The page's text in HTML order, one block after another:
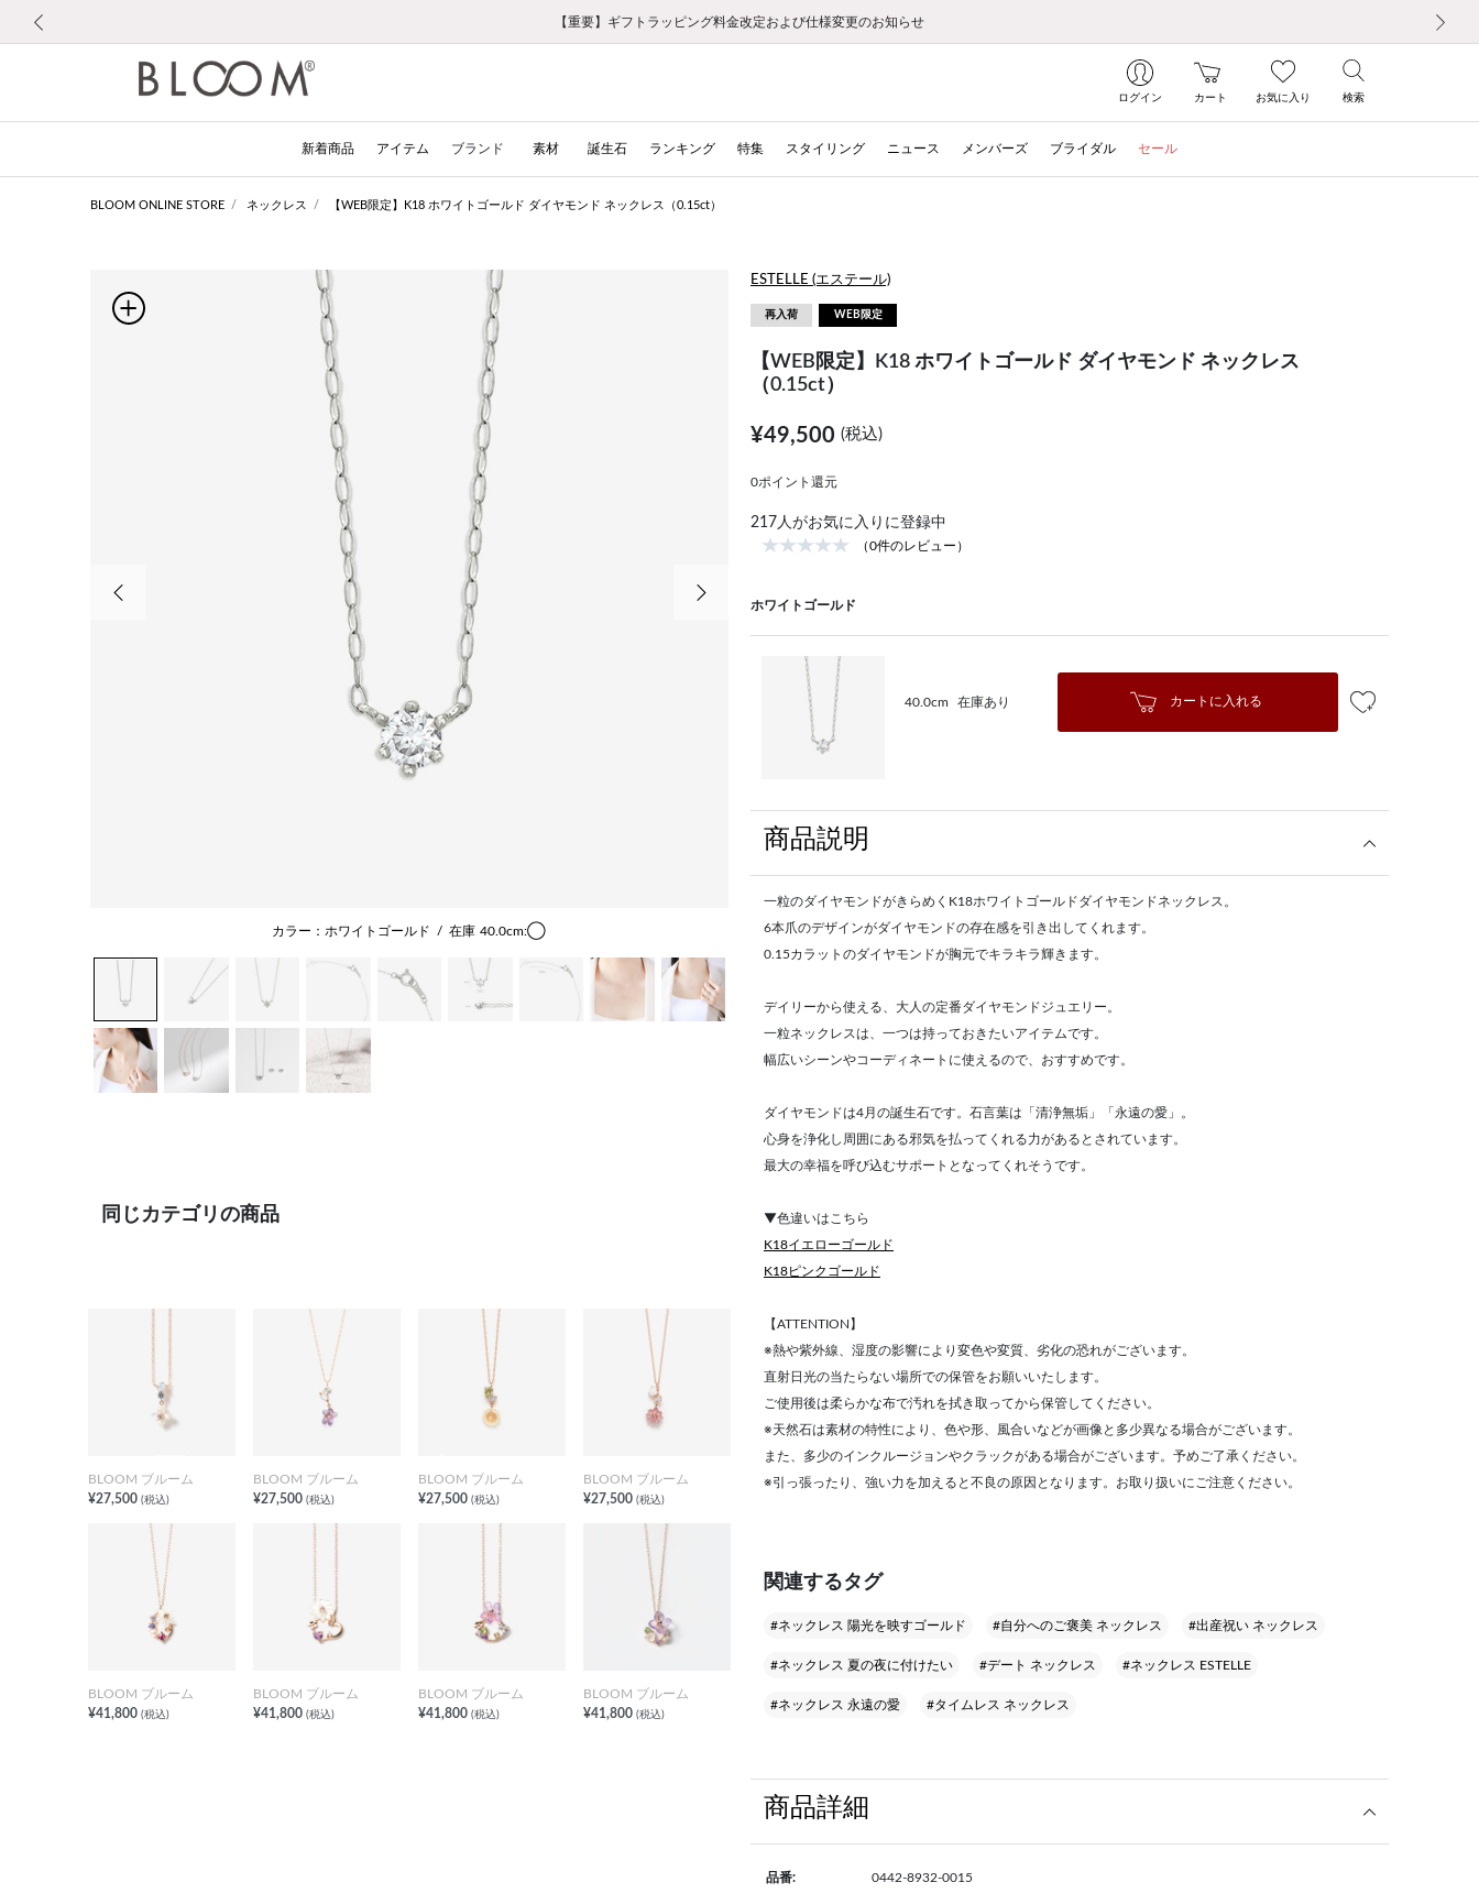
お修理・アフターサービスのご案内
【重要】令和８年熊本地震に伴う集配への影響について
【重要】ギフトラッピング料金改定および仕様変更のお知らせ
【重要】夏季休業の営業についてのご案内
税込5,500円以上で送料無料｜最短24時間以内に発送
新規会員登録で1000ポイントプレゼント！
新規LINE友だち登録で500円クーポンプレゼント
会員限定！レビュー投稿で100ポイントプレゼント
お修理・アフターサービスのご案内
【重要】令和８年熊本地震に伴う集配への影響について
ログイン カート お気に入り 検索
新着商品 アイテム ブランド 素材 誕生石 ランキング 特集 スタイリング ニュース メンバーズ ブライダル セール
BLOOM ONLINE STORE ネックレス 【WEB限定】K18 ホワイトゴールド ダイヤモンド ネックレス（0.15ct）
カラー：ホワイトゴールド / 在庫 40.0cm:◯
同じカテゴリの商品
BLOOM ブルーム
¥27,500 (税込)
BLOOM ブルーム
¥27,500 (税込)
BLOOM ブルーム
¥27,500 (税込)
BLOOM ブルーム
¥27,500 (税込)
BLOOM ブルーム
¥41,800 (税込)
BLOOM ブルーム
¥41,800 (税込)
BLOOM ブルーム
¥41,800 (税込)
BLOOM ブルーム
¥41,800 (税込)
ESTELLE (エステール)
再入荷 WEB限定
【WEB限定】K18 ホワイトゴールド ダイヤモンド ネックレス
（0.15ct）
¥49,500 (税込)
0ポイント還元
217 人がお気に入りに登録中
（0件のレビュー）
ホワイトゴールド
40.0cm 在庫あり カートに入れる
商品説明
一粒のダイヤモンドがきらめくK18ホワイトゴールドダイヤモンドネックレス。
6本爪のデザインがダイヤモンドの存在感を引き出してくれます。
0.15カラットのダイヤモンドが胸元でキラキラ輝きます。
デイリーから使える、大人の定番ダイヤモンドジュエリー。
一粒ネックレスは、一つは持っておきたいアイテムです。
幅広いシーンやコーディネートに使えるので、おすすめです。
ダイヤモンドは4月の誕生石です。石言葉は「清浄無垢」「永遠の愛」。
心身を浄化し周囲にある邪気を払ってくれる力があるとされています。
最大の幸福を呼び込むサポートとなってくれそうです。
▼色違いはこちら
K18イエローゴールド
K18ピンクゴールド
【ATTENTION】
※熱や紫外線、湿度の影響により変色や変質、劣化の恐れがございます。
直射日光の当たらない場所での保管をお願いいたします。
ご使用後は柔らかな布で汚れを拭き取ってから保管してください。
※天然石は素材の特性により、色や形、風合いなどが画像と多少異なる場合がございます。
また、多少のインクルージョンやクラックがある場合がございます。予めご了承ください。
※引っ張ったり、強い力を加えると不良の原因となります。お取り扱いにご注意ください。
関連するタグ
#ネックレス 陽光を映すゴールド #自分へのご褒美 ネックレス #出産祝い ネックレス
#ネックレス 夏の夜に付けたい #デート ネックレス #ネックレス ESTELLE
#ネックレス 永遠の愛 #タイムレス ネックレス
商品詳細
品番: 0442-8932-0015